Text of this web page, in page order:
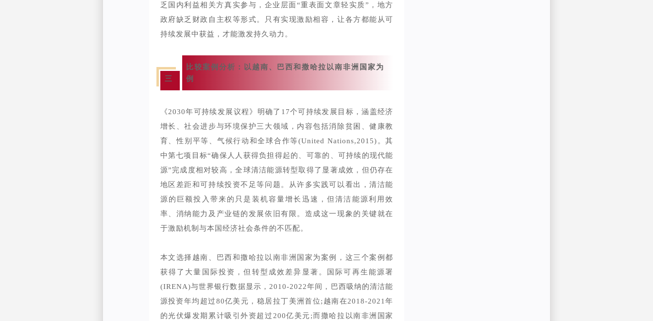
乏国内利益相关方真实参与，企业层面“重表面文章轻实质”，地方
政府缺乏财政自主权等形式。只有实现激励相容，让各方都能从可
持续发展中获益，才能激发持久动力。
三
比较案例分析：以越南、巴西和撒哈拉以南非洲国家为
例
《2030年可持续发展议程》明确了17个可持续发展目标，涵盖经济
增长、社会进步与环境保护三大领域，内容包括消除贫困、健康教
育、性别平等、气候行动和全球合作等(United Nations,2015)。其
中第七项目标“确保人人获得负担得起的、可靠的、可持续的现代能
源”完成度相对较高，全球清洁能源转型取得了显著成效，但仍存在
地区差距和可持续投资不足等问题。从许多实践可以看出，清洁能
源的巨额投入带来的只是装机容量增长迅速，但清洁能源利用效
率、消纳能力及产业链的发展依旧有限。造成这一现象的关键就在
于激励机制与本国经济社会条件的不匹配。
本文选择越南、巴西和撒哈拉以南非洲国家为案例，这三个案例都
获得了大量国际投资，但转型成效差异显著。国际可再生能源署
(IRENA)与世界银行数据显示，2010-2022年间，巴西吸纳的清洁能
源投资年均超过80亿美元，稳居拉丁美洲首位;越南在2018-2021年
的光伏爆发期累计吸引外资超过200亿美元;而撒哈拉以南非洲国家